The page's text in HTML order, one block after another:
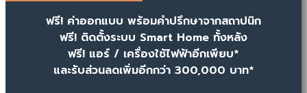
ฟรี! ค่าออกแบบ พร้อมคำปรึกษาจากสถาปนิก
ฟรี! ติดตั้งระบบ Smart Home ทั้งหลัง
ฟรี! แอร์ / เครื่องใช้ไฟฟ้าอีกเพียบ*
และรับส่วนลดเพิ่มอีกกว่า 300,000 บาท*